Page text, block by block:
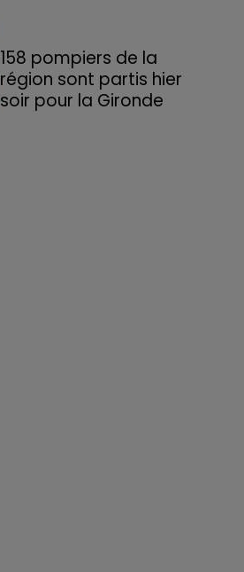
158 pompiers de la
région sont partis hier
soir pour la Gironde